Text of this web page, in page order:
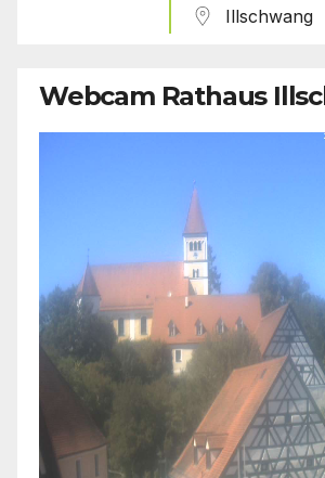
Illschwang
Webcam Rathaus